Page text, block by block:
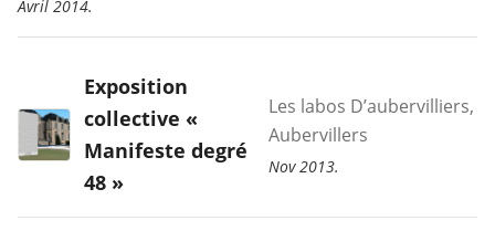
Avril 2014.
Exposition
collective «
Manifeste degré
48 »
Les labos D’aubervilliers,
Aubervillers
Nov 2013.